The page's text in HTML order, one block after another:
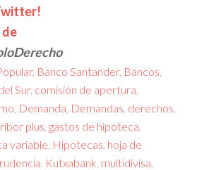
de
, Banco Santander, Bancos
Sur, comisión de apertura
Demanda Demandas derechos
plus ,gastos de hipoteca
variable Hipotecas hoja de
Kutxabank multidivisa